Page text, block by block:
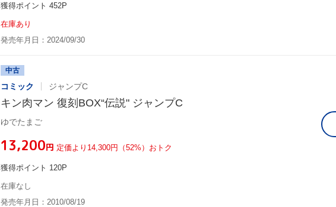
獲得ポイント 452P
在庫あり
発売年月日：2024/09/30
中古
コミック ジャンプC
キン肉マン 復刻BOX“伝説" ジャンプC
ゆでたまご
¥13,200円 定価より14,300円（52%）おトク
獲得ポイント 120P
在庫なし
発売年月日：2010/08/19